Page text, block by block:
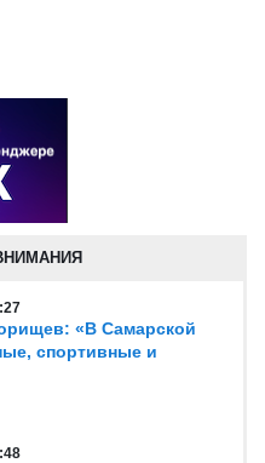
«В Самарской
спортивные и